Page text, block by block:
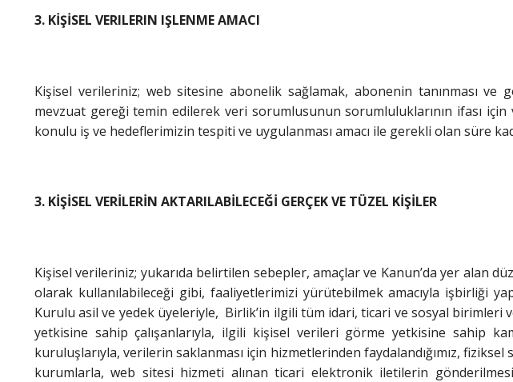
3. KİŞİSEL VERILERIN IŞLENME AMACI
Kişisel verileriniz; web sitesine abonelik sağlamak, abonenin tanınması
mevzuat gereği temin edilerek veri sorumlusunun sorumluluklarının ifası
konulu iş ve hedeflerimizin tespiti ve uygulanması amacı ile gerekli olan süre
3. KİŞİSEL VERİLERİN AKTARILABİLECEĞİ GERÇEK VE TÜZEL KİŞİLER
Kişisel verileriniz; yukarıda belirtilen sebepler, amaçlar ve Kanun’da yer alan
olarak kullanılabileceği gibi, faaliyetlerimizi yürütebilmek amacıyla işbirliği
Kurulu asil ve yedek üyeleriyle, Birlik’in ilgili tüm idari, ticari ve sosyal
yetkisine sahip çalışanlarıyla, ilgili kişisel verileri görme yetkisine sahip
kuruluşlarıyla, verilerin saklanması için hizmetlerinden faydalandığımız,
kurumlarla, web sitesi hizmeti alınan ticari elektronik iletilerin